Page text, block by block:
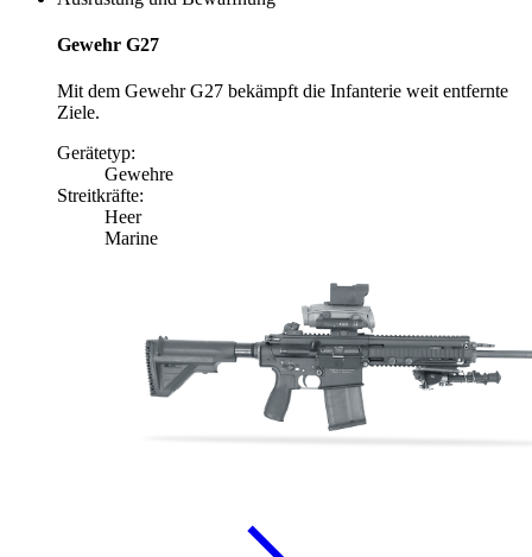
Gewehr G27
Mit dem Gewehr G27 bekämpft die Infanterie weit entfernte
Ziele.
Gerätetyp:
Gewehre
Streitkräfte:
Heer
Marine